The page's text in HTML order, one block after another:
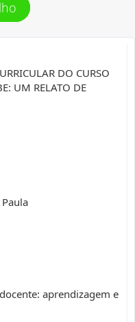
DO CURSO
UM RELATO DE
aprendizagem e